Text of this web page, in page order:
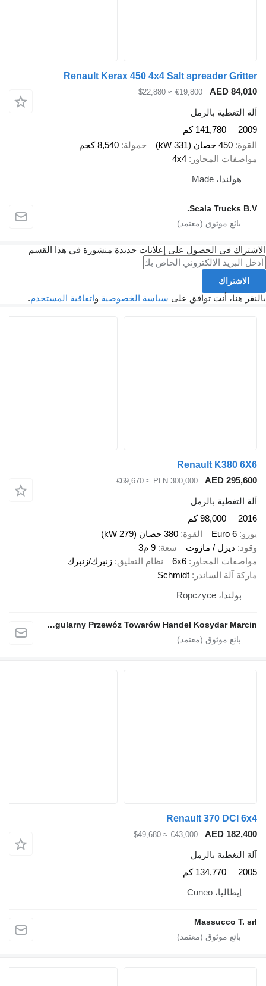
Renault Kerax 450 4x4 Salt spreader Gritter
AED 84,010
€19,800
≈ $22,880
آلة التغطية بالرمل
2009
141,780 كم
القوة 450 حصان (331 kW) حمولة 8,540 كجم
مواصفات المحاور
4x4
هولندا، Made
Scala Trucks B.V.
الاشتراك في الحصول على إعلانات جديدة منشورة في هذا القسم
الاشتراك
بالنقر هنا، أنت توافق على سياسة الخصوصية واتفاقية المستخدم.
Renault K380 6X6
AED 295,600
PLN 300,000
≈ €69,670
آلة التغطية بالرمل
2016
98,000 كم
يورو Euro 6 القوة 380 حصان (279 kW)
وقود ديزل / مازوت سعة 9 م3
مواصفات المحاور
6x6 نظام التعليق زنبرك/زنبرك
ماركة آلة الساندر
Schmidt
بولندا، Ropczyce
Nieregularny Przewóz Towarów Handel Kosydar Marcin
Renault 370 DCI 6x4
AED 182,400
€43,000
≈ $49,680
آلة التغطية بالرمل
2005
134,770 كم
إيطاليا، Cuneo
Massucco T. srl